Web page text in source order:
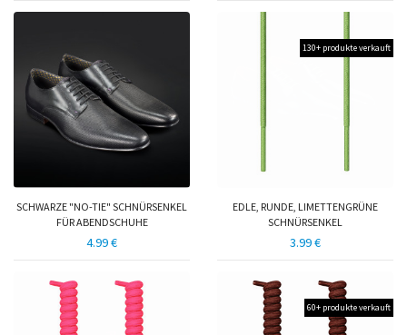
SCHWARZE "NO-TIE" SCHNÜRSENKEL
FÜR ABENDSCHUHE
4.99 €
130+ produkte verkauft
EDLE, RUNDE, LIMETTENGRÜNE
SCHNÜRSENKEL
3.99 €
60+ produkte verkauft